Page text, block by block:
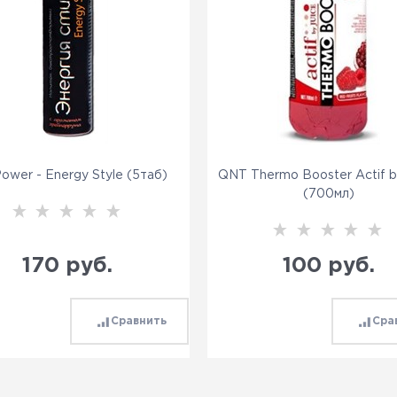
- Energy Style (5таб)
170 руб.
Сравнить
QNT Thermo Booster Actif
(700мл)
100 руб.